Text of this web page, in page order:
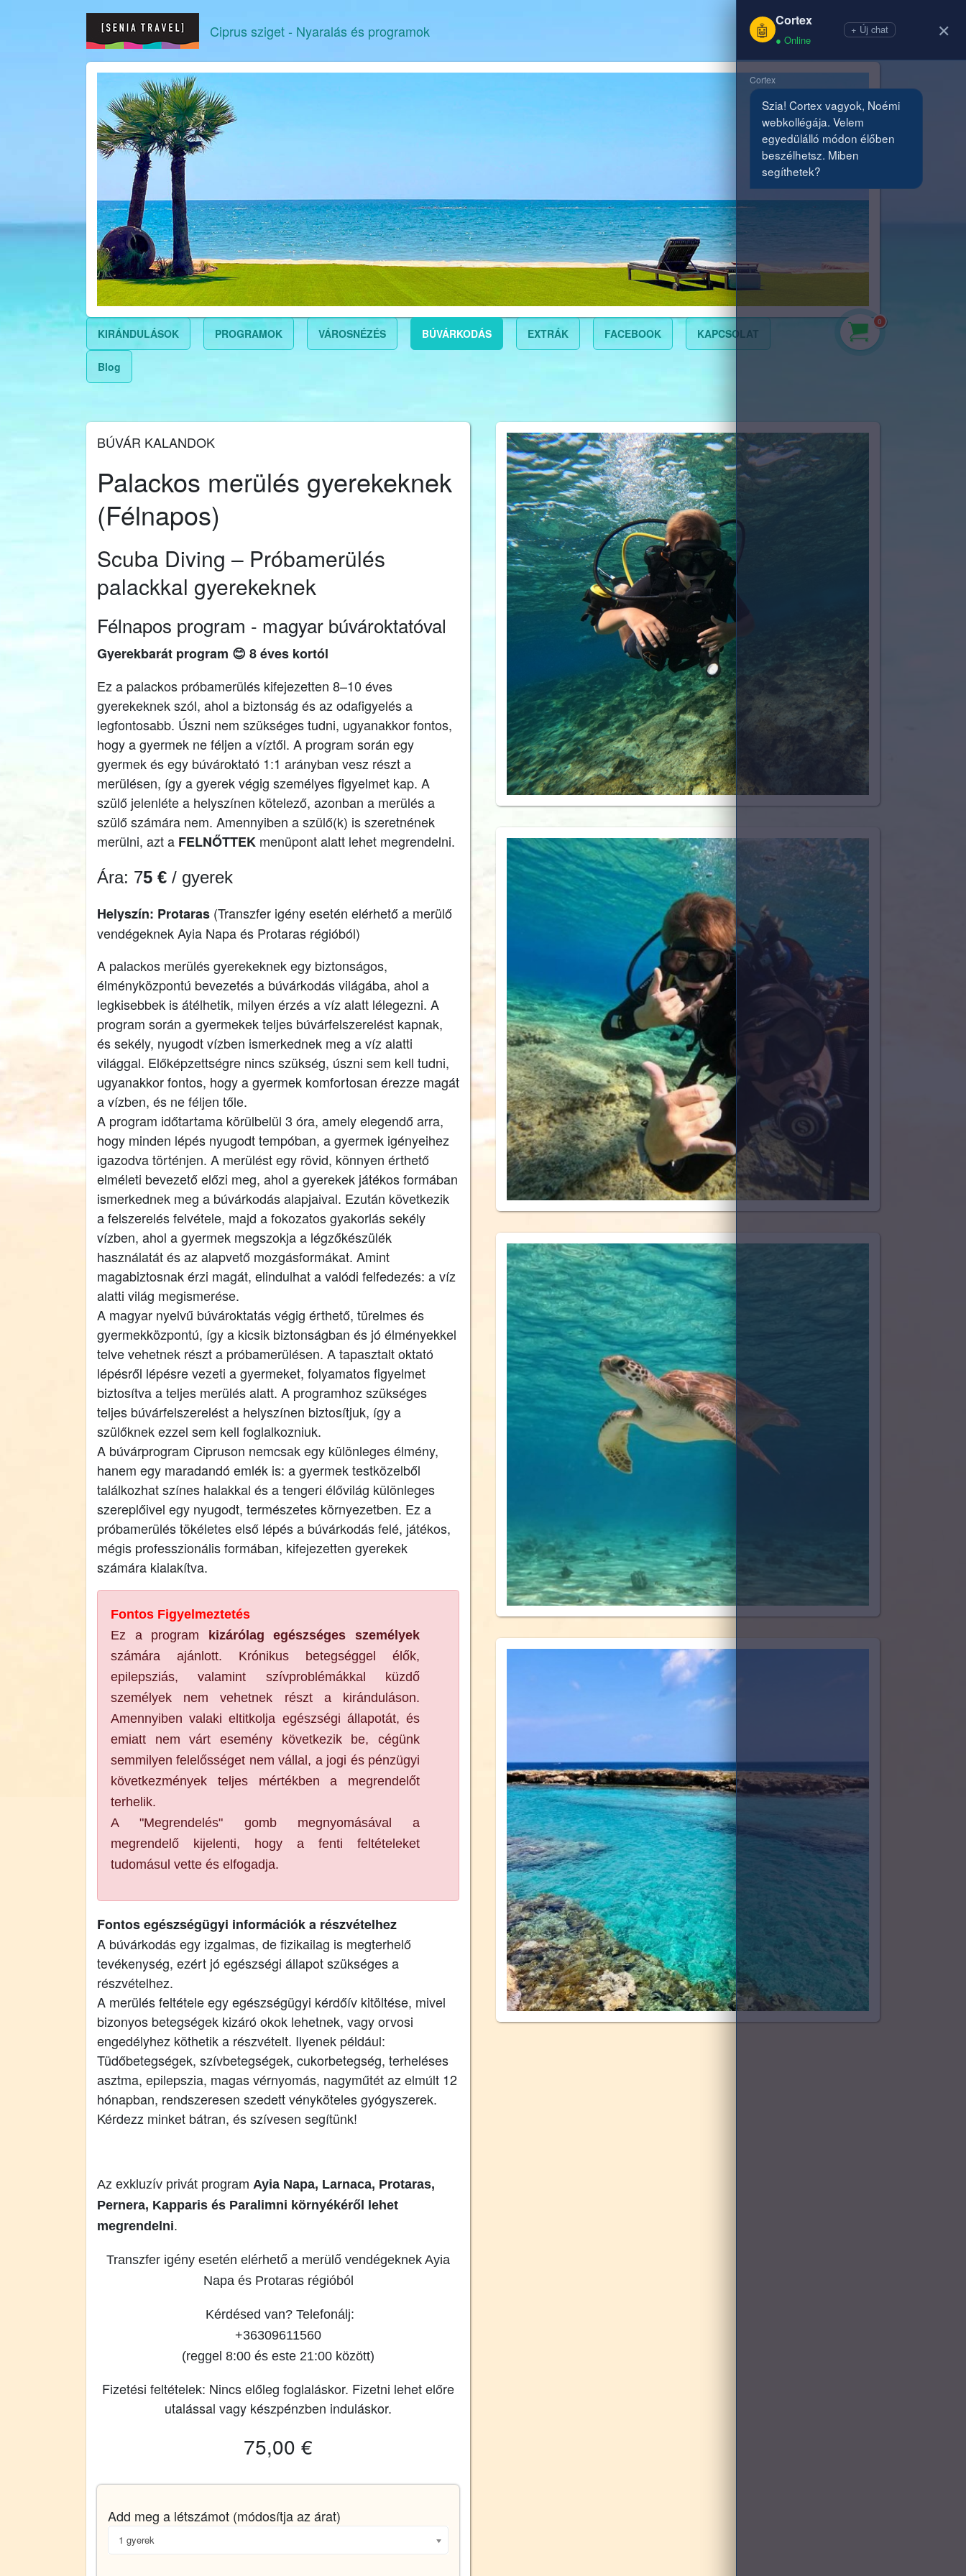
Ciprus sziget - Nyaralás és programok +36(30)9611560
0
KIRÁNDULÁSOK PROGRAMOK VÁROSNÉZÉS BÚVÁRKODÁS EXTRÁK FACEBOOK KAPCSOLAT
Blog
BÚVÁR KALANDOK
Palackos merülés gyerekeknek
(Félnapos)
Scuba Diving – Próbamerülés
palackkal gyerekeknek
Félnapos program - magyar búvároktatóval
Gyerekbarát program 😊 8 éves kortól
Ez a palackos próbamerülés kifejezetten 8–10 éves
gyerekeknek szól, ahol a biztonság és az odafigyelés a
legfontosabb. Úszni nem szükséges tudni, ugyanakkor fontos,
hogy a gyermek ne féljen a víztől. A program során egy
gyermek és egy búvároktató 1:1 arányban vesz részt a
merülésen, így a gyerek végig személyes figyelmet kap. A
szülő jelenléte a helyszínen kötelező, azonban a merülés a
szülő számára nem. Amennyiben a szülő(k) is szeretnének
merülni, azt a FELNŐTTEK menüpont alatt lehet megrendelni.
Ára: 75 € / gyerek
Helyszín: Protaras (Transzfer igény esetén elérhető a merülő
vendégeknek Ayia Napa és Protaras régióból)
A palackos merülés gyerekeknek egy biztonságos,
élményközpontú bevezetés a búvárkodás világába, ahol a
legkisebbek is átélhetik, milyen érzés a víz alatt lélegezni. A
program során a gyermekek teljes búvárfelszerelést kapnak,
és sekély, nyugodt vízben ismerkednek meg a víz alatti
világgal. Előképzettségre nincs szükség, úszni sem kell tudni,
ugyanakkor fontos, hogy a gyermek komfortosan érezze magát
a vízben, és ne féljen tőle.
A program időtartama körülbelül 3 óra, amely elegendő arra,
hogy minden lépés nyugodt tempóban, a gyermek igényeihez
igazodva történjen. A merülést egy rövid, könnyen érthető
elméleti bevezető előzi meg, ahol a gyerekek játékos formában
ismerkednek meg a búvárkodás alapjaival. Ezután következik
a felszerelés felvétele, majd a fokozatos gyakorlás sekély
vízben, ahol a gyermek megszokja a légzőkészülék
használatát és az alapvető mozgásformákat. Amint
magabiztosnak érzi magát, elindulhat a valódi felfedezés: a víz
alatti világ megismerése.
A magyar nyelvű búvároktatás végig érthető, türelmes és
gyermekközpontú, így a kicsik biztonságban és jó élményekkel
telve vehetnek részt a próbamerülésen. A tapasztalt oktató
lépésről lépésre vezeti a gyermeket, folyamatos figyelmet
biztosítva a teljes merülés alatt. A programhoz szükséges
teljes búvárfelszerelést a helyszínen biztosítjuk, így a
szülőknek ezzel sem kell foglalkozniuk.
A búvárprogram Cipruson nemcsak egy különleges élmény,
hanem egy maradandó emlék is: a gyermek testközelből
találkozhat színes halakkal és a tengeri élővilág különleges
szereplőivel egy nyugodt, természetes környezetben. Ez a
próbamerülés tökéletes első lépés a búvárkodás felé, játékos,
mégis professzionális formában, kifejezetten gyerekek
számára kialakítva.
Fontos Figyelmeztetés
Ez a program
kizárólag egészséges személyek
számára ajánlott. Krónikus betegséggel élők,
epilepsziás, valamint szívproblémákkal küzdő
személyek nem vehetnek részt a kiránduláson.
Amennyiben valaki eltitkolja egészségi állapotát, és
emiatt nem várt esemény következik be, cégünk
semmilyen felelősséget nem vállal, a jogi és pénzügyi
következmények teljes mértékben a megrendelőt
terhelik.
A "Megrendelés" gomb megnyomásával a
megrendelő kijelenti, hogy a fenti feltételeket
tudomásul vette és elfogadja.
Fontos egészségügyi információk a részvételhez
A búvárkodás egy izgalmas, de fizikailag is megterhelő
tevékenység, ezért jó egészségi állapot szükséges a
részvételhez.
A merülés feltétele egy egészségügyi kérdőív kitöltése, mivel
bizonyos betegségek kizáró okok lehetnek, vagy orvosi
engedélyhez köthetik a részvételt. Ilyenek például:
Tüdőbetegségek, szívbetegségek, cukorbetegség, terheléses
asztma, epilepszia, magas vérnyomás, nagyműtét az elmúlt 12
hónapban, rendszeresen szedett vényköteles gyógyszerek.
Kérdezz minket bátran, és szívesen segítünk!
Az exkluzív privát program Ayia Napa, Larnaca, Protaras,
Pernera, Kapparis és Paralimni környékéről lehet
megrendelni.
Transzfer igény esetén elérhető a merülő vendégeknek Ayia
Napa és Protaras régióból
Kérdésed van? Telefonálj:
+36309611560
(reggel 8:00 és este 21:00 között)
Fizetési feltételek: Nincs előleg foglaláskor. Fizetni lehet előre
utalással vagy készpénzben induláskor.
75,00 €
Add meg a létszámot (módosítja az árat)
1 gyerek
🤖 Cortex
● Online
+ Új chat ✕
Cortex
Szia! Cortex vagyok, Noémi
webkollégája. Velem
egyedülálló módon élőben
beszélhetsz. Miben
segíthetek?